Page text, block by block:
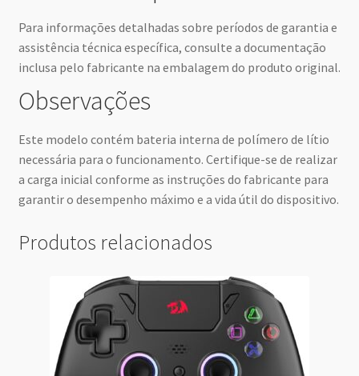
Para informações detalhadas sobre períodos de garantia e
assistência técnica específica, consulte a documentação
inclusa pelo fabricante na embalagem do produto original.
Observações
Este modelo contém bateria interna de polímero de lítio
necessária para o funcionamento. Certifique-se de realizar
a carga inicial conforme as instruções do fabricante para
garantir o desempenho máximo e a vida útil do dispositivo.
Produtos relacionados